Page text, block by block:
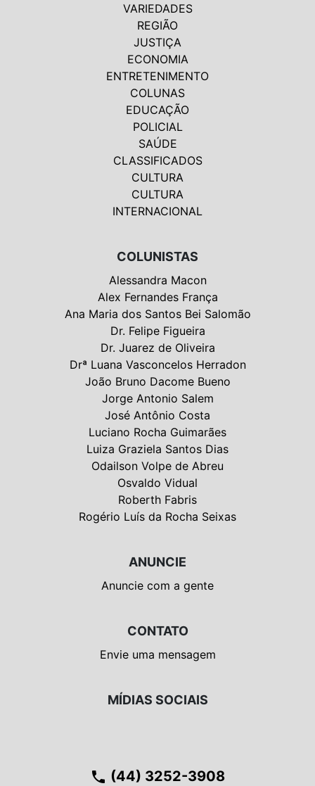
VARIEDADES
REGIÃO
JUSTIÇA
ECONOMIA
ENTRETENIMENTO
COLUNAS
EDUCAÇÃO
POLICIAL
SAÚDE
CLASSIFICADOS
CULTURA
CULTURA
INTERNACIONAL
COLUNISTAS
Alessandra Macon
Alex Fernandes França
Ana Maria dos Santos Bei Salomão
Dr. Felipe Figueira
Dr. Juarez de Oliveira
Drª Luana Vasconcelos Herradon
João Bruno Dacome Bueno
Jorge Antonio Salem
José Antônio Costa
Luciano Rocha Guimarães
Luiza Graziela Santos Dias
Odailson Volpe de Abreu
Osvaldo Vidual
Roberth Fabris
Rogério Luís da Rocha Seixas
ANUNCIE
Anuncie com a gente
CONTATO
Envie uma mensagem
MÍDIAS SOCIAIS
phone (44) 3252-3908